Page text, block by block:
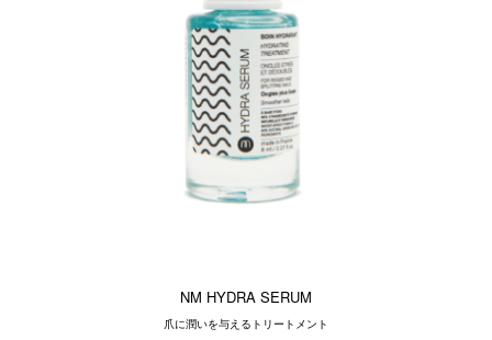
NM HYDRA SERUM
爪に潤いを与えるトリートメント